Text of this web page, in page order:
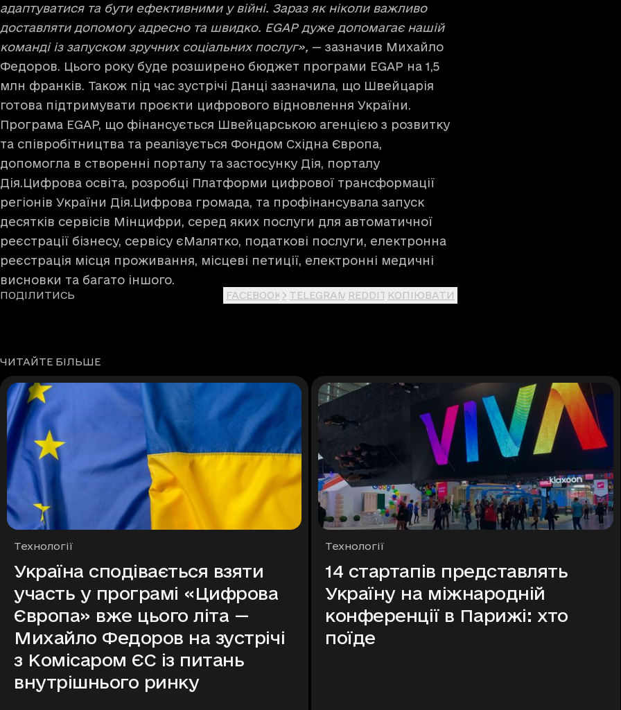
адаптуватися та бути ефективними у війні. Зараз як ніколи важливо
доставляти допомогу адресно та швидко. EGAP дуже допомагає нашій
команді із запуском зручних соціальних послуг», — зазначив Михайло
Федоров. Цього року буде розширено бюджет програми EGAP на 1,5
млн франків. Також під час зустрічі Данці зазначила, що Швейцарія
готова підтримувати проєкти цифрового відновлення України.
Програма EGAP, що фінансується Швейцарською агенцією з розвитку
та співробітництва та реалізується Фондом Східна Європа,
допомогла в створенні порталу та застосунку Дія, порталу
Дія.Цифрова освіта, розробці Платформи цифрової трансформації
регіонів України Дія.Цифрова громада, та профінансувала запуск
десятків сервісів Мінцифри, серед яких послуги для автоматичної
реєстрації бізнесу, сервісу єМалятко, податкові послуги, електронна
реєстрація місця проживання, місцеві петиції, електронні медичні
висновки та багато іншого.
ПОДІЛИТИСЬ FACEBOOK X TELEGRAM REDDIT КОПІЮВАТИ
ЧИТАЙТЕ БІЛЬШЕ
Рубрики
Технології
Україна сподівається взяти
участь у програмі «Цифрова
Європа» вже цього літа —
Михайло Федоров на зустрічі
з Комісаром ЄС із питань
внутрішнього ринку
Рубрики
Технології
14 стартапів представлять
Україну на міжнародній
конференції в Парижі: хто
поїде